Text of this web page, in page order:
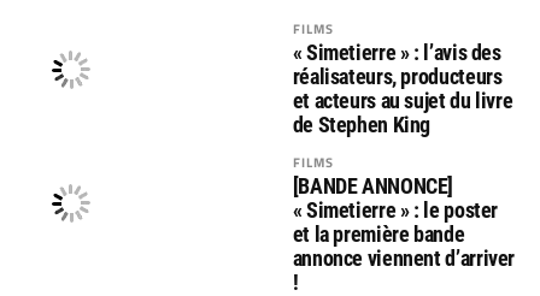
FILMS
« Simetierre » : l’avis des
réalisateurs, producteurs
et acteurs au sujet du livre
de Stephen King
FILMS
[BANDE ANNONCE]
« Simetierre » : le poster
et la première bande
annonce viennent d’arriver
!